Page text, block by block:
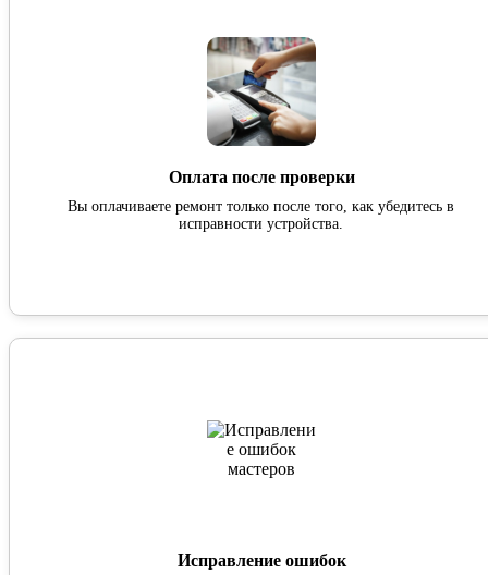
Оплата после проверки
Вы оплачиваете ремонт только после того, как убедитесь в
исправности устройства.
Исправление ошибок